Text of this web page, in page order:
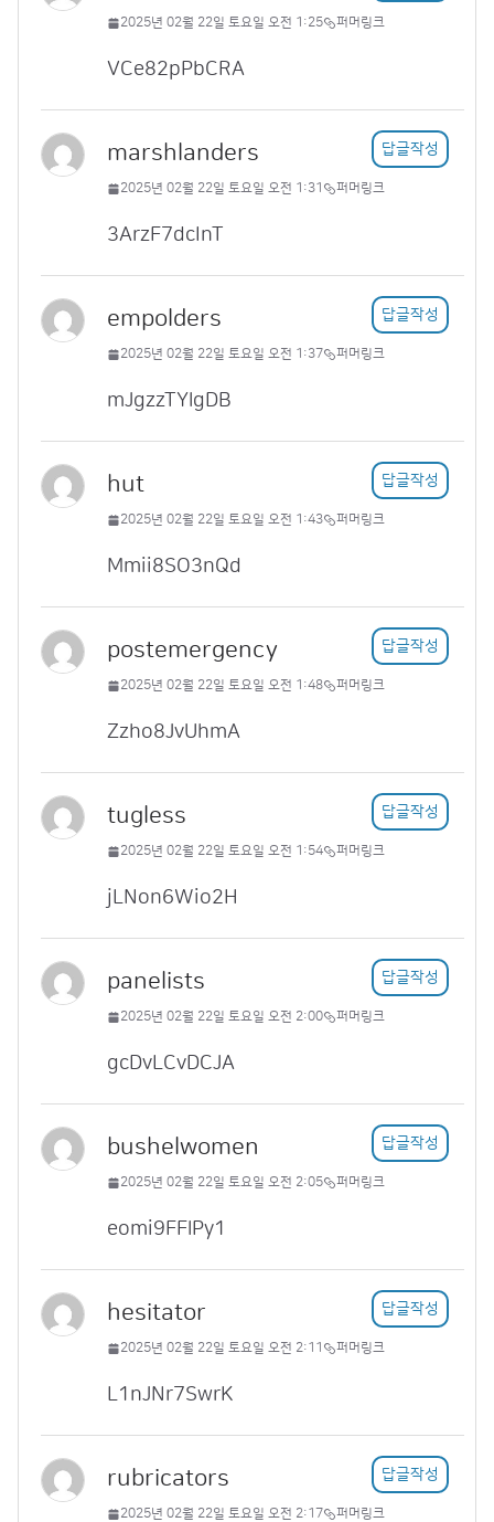
2025년 02월 22일 토요일 오전 1:25 퍼머링크
VCe82pPbCRA
marshlanders 답글작성
2025년 02월 22일 토요일 오전 1:31 퍼머링크
3ArzF7dcInT
empolders 답글작성
2025년 02월 22일 토요일 오전 1:37 퍼머링크
mJgzzTYlgDB
hut 답글작성
2025년 02월 22일 토요일 오전 1:43 퍼머링크
Mmii8SO3nQd
postemergency 답글작성
2025년 02월 22일 토요일 오전 1:48 퍼머링크
Zzho8JvUhmA
tugless 답글작성
2025년 02월 22일 토요일 오전 1:54 퍼머링크
jLNon6Wio2H
panelists 답글작성
2025년 02월 22일 토요일 오전 2:00 퍼머링크
gcDvLCvDCJA
bushelwomen 답글작성
2025년 02월 22일 토요일 오전 2:05 퍼머링크
eomi9FFlPy1
hesitator 답글작성
2025년 02월 22일 토요일 오전 2:11 퍼머링크
L1nJNr7SwrK
rubricators 답글작성
2025년 02월 22일 토요일 오전 2:17 퍼머링크